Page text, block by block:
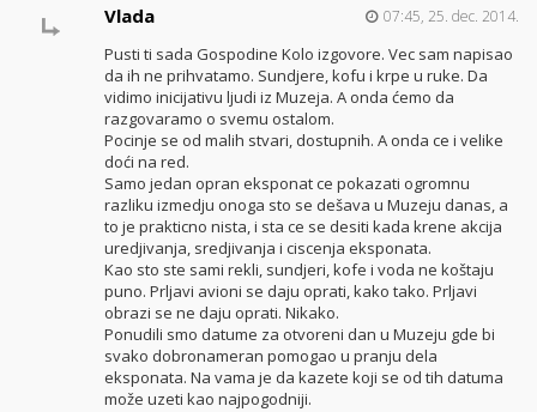
Vlada 07:45, 25. dec. 2014.
Pusti ti sada Gospodine Kolo izgovore. Vec sam napisao
da ih ne prihvatamo. Sundjere, kofu i krpe u ruke. Da
vidimo inicijativu ljudi iz Muzeja. A onda ćemo da
razgovaramo o svemu ostalom.
Pocinje se od malih stvari, dostupnih. A onda ce i velike
doći na red.
Samo jedan opran eksponat ce pokazati ogromnu
razliku izmedju onoga sto se dešava u Muzeju danas, a
to je prakticno nista, i sta ce se desiti kada krene akcija
uredjivanja, sredjivanja i ciscenja eksponata.
Kao sto ste sami rekli, sundjeri, kofe i voda ne koštaju
puno. Prljavi avioni se daju oprati, kako tako. Prljavi
obrazi se ne daju oprati. Nikako.
Ponudili smo datume za otvoreni dan u Muzeju gde bi
svako dobronameran pomogao u pranju dela
eksponata. Na vama je da kazete koji se od tih datuma
može uzeti kao najpogodniji.